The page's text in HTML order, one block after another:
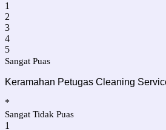
1
2
3
4
5
Sangat Puas
Keramahan Petugas Cleaning
*
Sangat Tidak Puas
1